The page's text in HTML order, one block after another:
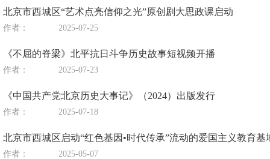
北京市西城区“艺术点亮信仰之光”原创剧大思政课启动
作者： 2025-07-25
《不屈的脊梁》北平抗日斗争历史故事短视频开播
作者： 2025-07-23
《中国共产党北京历史大事记》（2024）出版发行
作者： 2025-07-18
北京市西城区启动“红色基因•时代传承”流动的爱国主义教育
作者： 2025-05-07